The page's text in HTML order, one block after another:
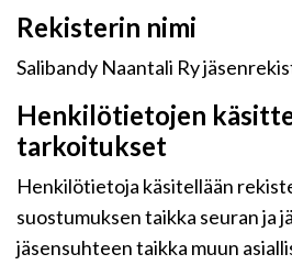
Rekisterin nimi
Salibandy Naantali Ry
Henkilötietojen
tarkoitukset
Henkilötietoja käsitellään
suostumuksen taikka seuran ja
jäsensuhteen taikka muun